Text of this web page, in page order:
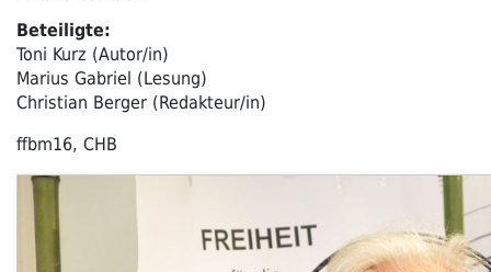
Beteiligte:
Toni Kurz (Autor/in)
Marius Gabriel (Lesung)
Christian Berger (Redakteur/in)
ffbm16, CHB